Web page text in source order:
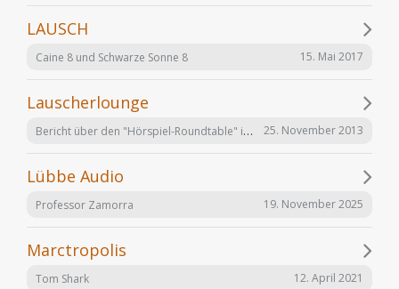
LAUSCH
Caine 8 und Schwarze Sonne 8 15. Mai 2017
Lauscherlounge
Bericht über den "Hörspiel-Roundtable" im Lauschermagazin 25. November 2013
Lübbe Audio
Professor Zamorra 19. November 2025
Marctropolis
Tom Shark 12. April 2021